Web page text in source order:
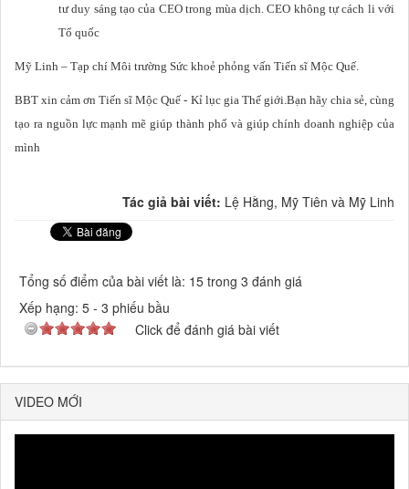
tư duy sáng tạo của CEO trong mùa dịch. CEO không tự cách li với
Tổ quốc
Mỹ Linh – Tạp chí Môi trường Sức khoẻ phỏng vấn Tiến sĩ Mộc Quế.
BBT xin cảm ơn Tiến sĩ Mộc Quế - Kỉ lục gia Thế giới.Bạn hãy chia sẻ, cùng
tạo ra nguồn lực mạnh mẽ giúp thành phố và giúp chính doanh nghiệp của
mình
Tác giả bài viết: Lệ Hằng, Mỹ Tiên và Mỹ Linh
Tổng số điểm của bài viết là: 15 trong 3 đánh giá
Xếp hạng: 5 - 3 phiếu bầu
Click để đánh giá bài viết
VIDEO MỚI